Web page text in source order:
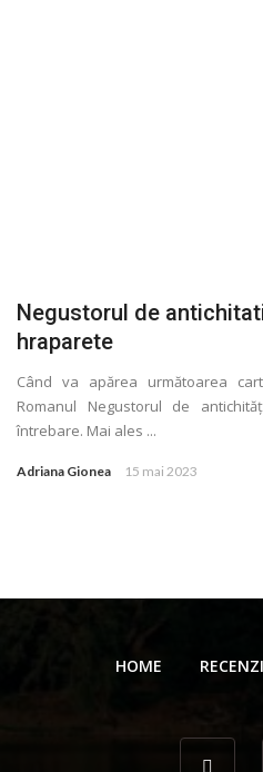
Negustorul de
hraparete
Când va apărea următoarea
Romanul Negustorul de
întrebare. Mai ales ...
Adriana Gionea 15 mai 2023
HOME